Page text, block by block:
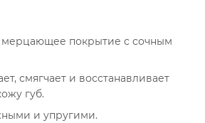
мерцающее покрытие с сочным
смягчает и восстанавливает
губ.
и упругими.